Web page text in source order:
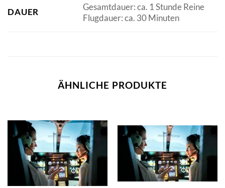
DAUER
Gesamtdauer: ca. 1 Stunde Reine
Flugdauer: ca. 30 Minuten
ÄHNLICHE PRODUKTE